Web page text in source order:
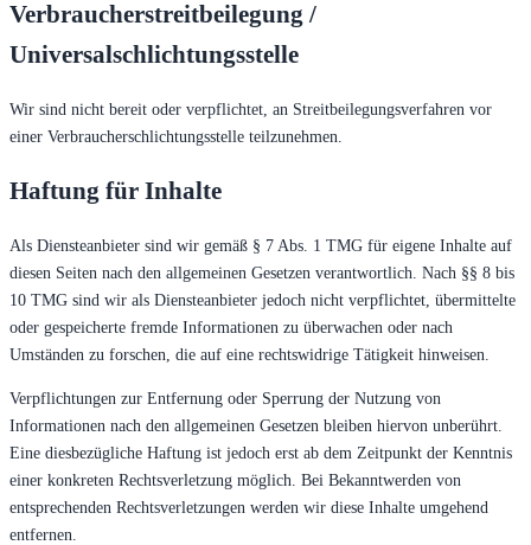
Verbraucherstreitbeilegung /
Universalschlichtungsstelle
Wir sind nicht bereit oder verpflichtet, an Streitbeilegungsverfahren vor
einer Verbraucherschlichtungsstelle teilzunehmen.
Haftung für Inhalte
Als Diensteanbieter sind wir gemäß § 7 Abs. 1 TMG für eigene Inhalte auf
diesen Seiten nach den allgemeinen Gesetzen verantwortlich. Nach §§ 8 bis
10 TMG sind wir als Diensteanbieter jedoch nicht verpflichtet, übermittelte
oder gespeicherte fremde Informationen zu überwachen oder nach
Umständen zu forschen, die auf eine rechtswidrige Tätigkeit hinweisen.
Verpflichtungen zur Entfernung oder Sperrung der Nutzung von
Informationen nach den allgemeinen Gesetzen bleiben hiervon unberührt.
Eine diesbezügliche Haftung ist jedoch erst ab dem Zeitpunkt der Kenntnis
einer konkreten Rechtsverletzung möglich. Bei Bekanntwerden von
entsprechenden Rechtsverletzungen werden wir diese Inhalte umgehend
entfernen.